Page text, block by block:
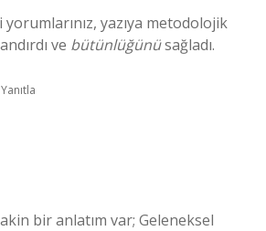
yazıya metodolojik
ve bütünlüğünüsağladı.
Yanıtla
bir anlatım var; Geleneksel